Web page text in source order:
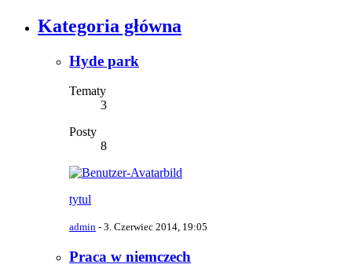
Kategoria główna
Hyde park
Tematy
3
Posty
8
tytul
admin - 3. Czerwiec 2014, 19:05
Praca w niemczech